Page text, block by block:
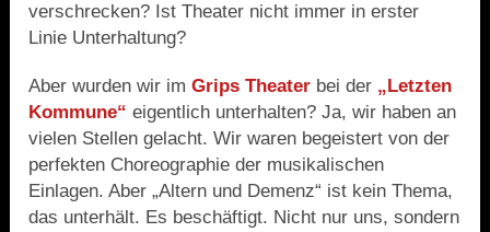
verschrecken? Ist Theater nicht immer in erster
Linie Unterhaltung?
Aber wurden wir imGrips Theater bei der „Letzten
Kommune“ eigentlich unterhalten? Ja, wir haben an
vielen Stellen gelacht. Wir waren begeistert von der
perfekten Choreographie der musikalischen
Einlagen. Aber „Altern und Demenz“ ist kein Thema,
das unterhält. Es beschäftigt. Nicht nur uns, sondern